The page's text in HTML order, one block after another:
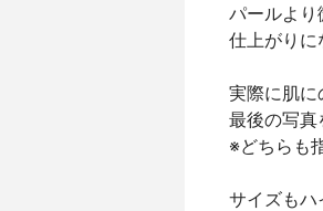
パールより
仕上がりに
実際に肌に
最後の写真
※どちらも
サイズもハ